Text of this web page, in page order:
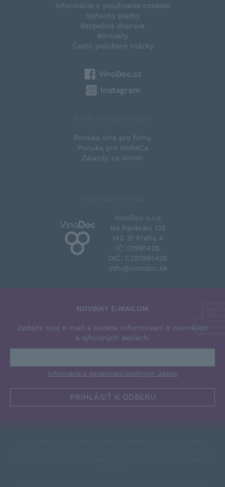
Informácie o používanie cookies
Spôsoby platby
Bezpečná doprava
Kontakty
Často položené otázky
VinoDoc.cz
Instagram
Ponuka vína pre firmy
Ponuka pre HoReCa
Zájazdy za vínom
VinoDoc s.r.o
Na Pankráci 125
140 21 Praha 4
IČ: 01991426
DIČ: CZ01991426
info@vinodoc.sk
NOVINKY E-MAILOM
Zadajte svoj e-mail a budete informovaní o novinkách
a výhodných akciách.
Informácia o spracovaní osobných údajov